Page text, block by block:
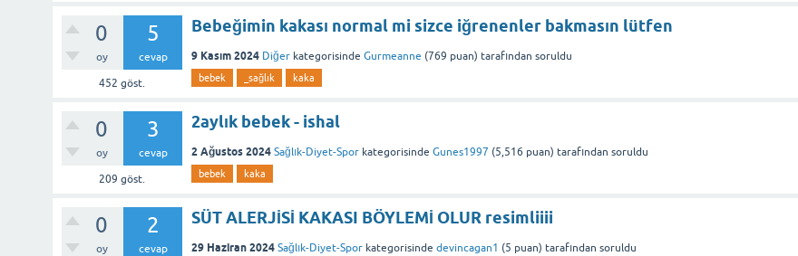
0
oy
5
cevap
452 göst.
Bebeğimin kakası normal mi sizce iğrenenler bakmasın lütfen
9 Kasım 2024 Diğer kategorisinde Gurmeanne (769 puan) tarafından soruldu
bebek _sağlık kaka
0
oy
3
cevap
209 göst.
2aylık bebek - ishal
2 Ağustos 2024 Sağlık-Diyet-Spor kategorisinde Gunes1997 (5,516 puan) tarafından soruldu
bebek kaka
0
oy
2
cevap
SÜT ALERJİSİ KAKASI BÖYLEMİ OLUR resimliiii
29 Haziran 2024 Sağlık-Diyet-Spor kategorisinde devincagan1 (5 puan) tarafından soruldu